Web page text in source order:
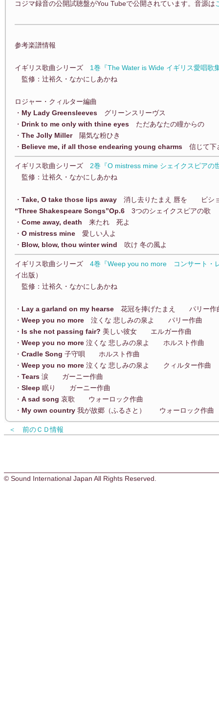
コジマ録音の公開試聴盤がYou Tubeで公開されています。音源は
参考楽譜情報
イギリス歌曲シリーズ 1巻『The Water is Wide イギリス愛唱歌
監修：辻裕久・なかにしあかね
ロジャー・クィルター編曲
・ My Lady Greensleeves グリーンスリーヴス
・ Drink to me only with thine eyes ただあなたの瞳からの
・ The Jolly Miller陽気な粉ひき
・ Believe me, if all those endearing young charms 信じて下
イギリス歌曲シリーズ 2巻『O mistress mine シェイクスピアの
監修：辻裕久・なかにしあかね
・ Take, O take those lips away 消し去りたまえ 唇を ビシ
“Three Shakespeare Songs”Op.6 3つのシェイクスピアの
・ Come away, death 来たれ 死よ
・ O mistress mine 愛しい人よ
・ Blow, blow, thou winter wind 吹け 冬の風よ
イギリス歌曲シリーズ 4巻『Weep you no more コンサート・
イ出版）
監修：辻裕久・なかにしあかね
・ Lay a garland on my hearse 花冠を捧げたまえ パリー作
・ Weep you no more 泣くな 悲しみの泉よ パリー作曲
・ Is she not passing fair? 美しい彼女 エルガー作曲
・ Weep you no more 泣くな 悲しみの泉よ ホルスト作曲
・ Cradle Song 子守唄 ホルスト作曲
・ Weep you no more 泣くな 悲しみの泉よ クィルター作曲
・ Tears 涙 ガーニー作曲
・ Sleep 眠り ガーニー作曲
・ A sad song 哀歌 ウォーロック作曲
・ My own country 我が故郷（ふるさと） ウォーロック作曲
＜ 前のＣＤ情報
© Sound International Japan All Rights Reserved.